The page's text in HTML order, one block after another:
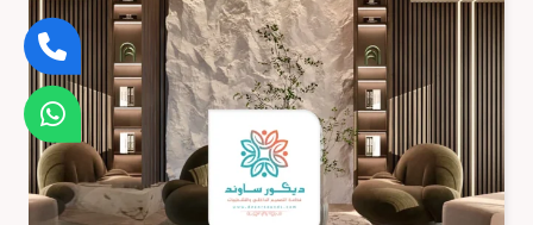
ديكور
مدخل
منزلي
الخبر
،
ديكورات
مداخل
فلل